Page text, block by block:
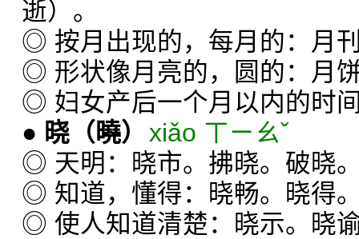
逝）。
◎ 按月出现的，每月的：月
◎ 形状像月亮的，圆的：月
◎ 妇女产后一个月以内的时
● 晓 （曉） xiǎo ㄒㄧㄠˇ
◎ 天明：晓市。拂晓。破晓
◎ 知道，懂得：晓畅。晓得
◎ 使人知道清楚：晓示。晓